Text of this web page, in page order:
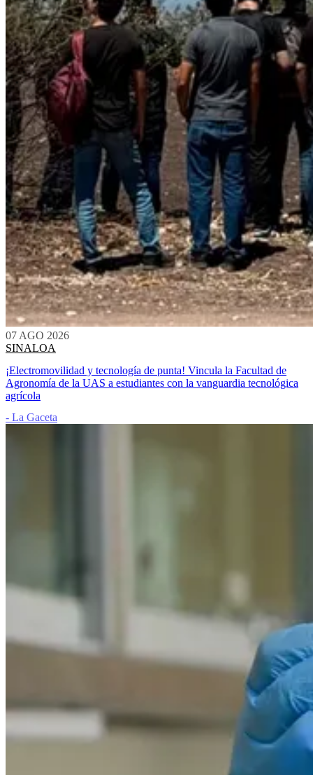
07 AGO 2026
SINALOA
¡Electromovilidad y tecnología de punta! Vincula la Facultad de
Agronomía de la UAS a estudiantes con la vanguardia tecnológica
agrícola
- La Gaceta